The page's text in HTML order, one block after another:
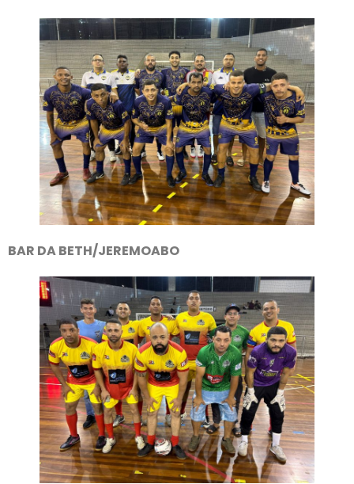
BAR DA BETH/JEREMOABO